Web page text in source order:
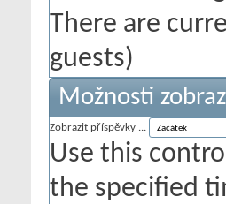
There are
guests)
Možnosti
Zobrazit příspěvky ...
Use this
the specified